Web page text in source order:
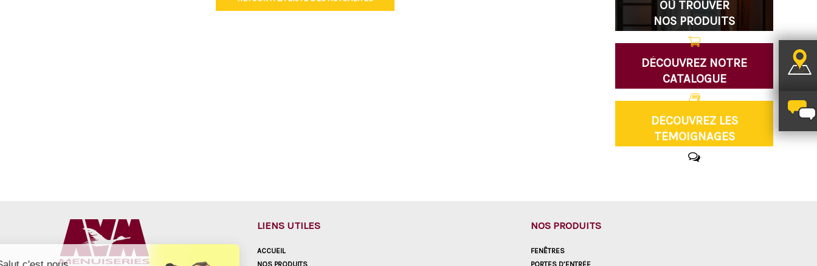
OÙ TROUVER
NOS PRODUITS
DÉCOUVREZ NOTRE
CATALOGUE
DÉCOUVREZ LES
TÉMOIGNAGES
LIENS UTILES
ACCUEIL
NOS PRODUITS
NOS PRODUITS
FENÊTRES
PORTES D’ENTRÉE